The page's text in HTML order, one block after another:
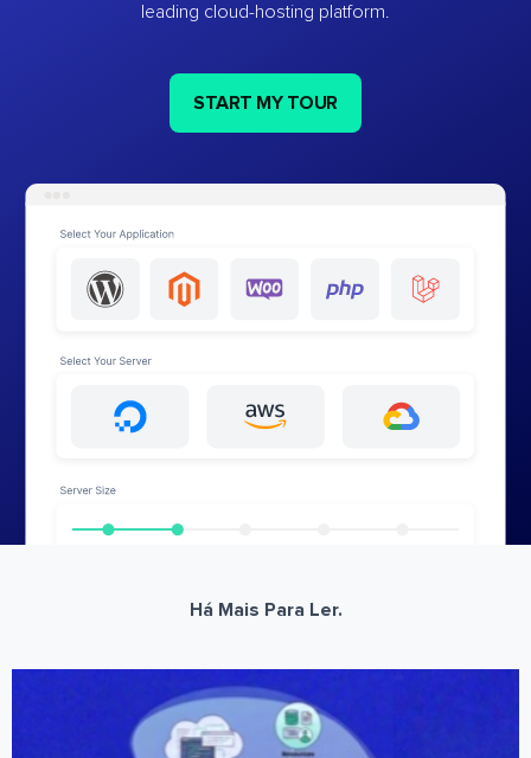
leading cloud-hosting platform.
START MY TOUR
Há Mais Para Ler.